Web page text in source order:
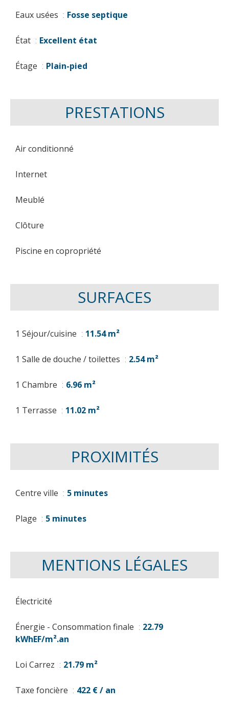
Eaux usées Fosse septique
État Excellent état
Étage Plain-pied
PRESTATIONS
Air conditionné
Internet
Meublé
Clôture
Piscine en copropriété
SURFACES
1 Séjour/cuisine 11.54 m²
1 Salle de douche / toilettes 2.54 m²
1 Chambre 6.96 m²
1 Terrasse 11.02 m²
PROXIMITÉS
Centre ville 5 minutes
Plage 5 minutes
MENTIONS LÉGALES
Électricité
Énergie - Consommation finale
22.79
kWhEF/m².an
Loi Carrez 21.79 m²
Taxe foncière 422 € / an